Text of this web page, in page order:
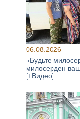
06.08.2026
«Будьте
милосерден
[+Видео]